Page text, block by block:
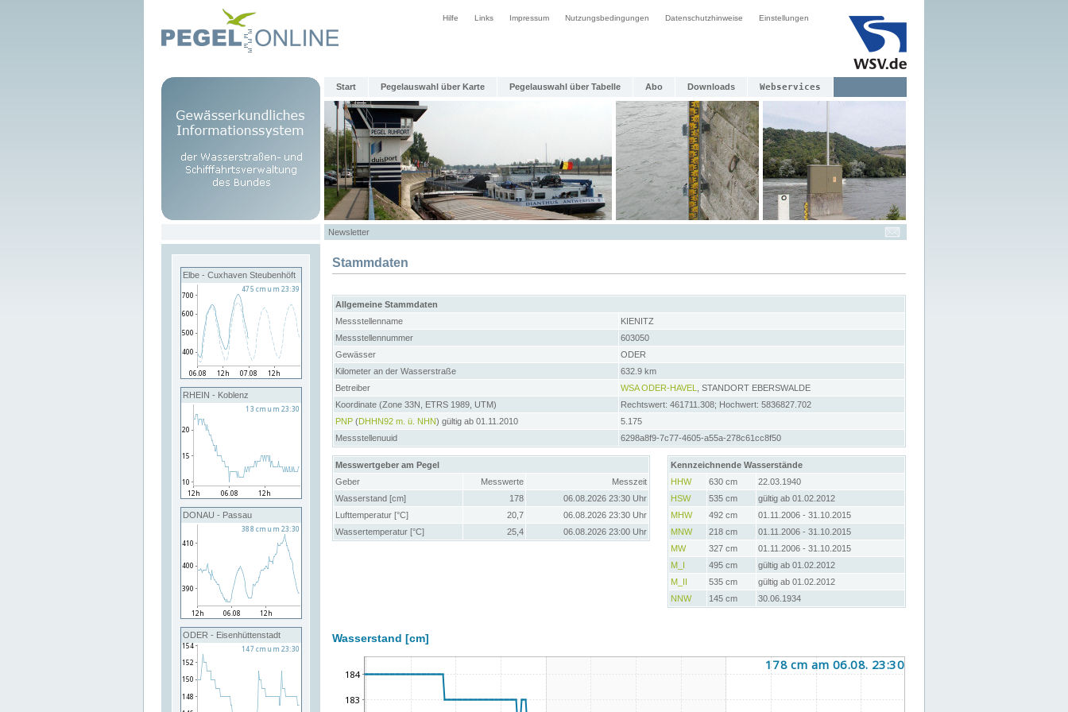
Hilfe Links Impressum Nutzungsbedingungen Datenschutzhinweise Einstellungen
Start Pegelauswahl über Karte Pegelauswahl über Tabelle Abo Downloads Webservices
Newsletter
Elbe - Cuxhaven Steubenhöft
RHEIN - Koblenz
DONAU - Passau
ODER - Eisenhüttenstadt
Stammdaten
Allgemeine Stammdaten
Messstellenname
KIENITZ
Messstellennummer
603050
Gewässer
ODER
Kilometer an der Wasserstraße
632.9 km
Betreiber
WSA ODER-HAVEL
, STANDORT EBERSWALDE
Koordinate (Zone 33N, ETRS 1989, UTM)
Rechtswert: 461711.308; Hochwert: 5836827.702
PNP (DHHN92 m. ü. NHN) gültig ab 01.11.2010
5.175
Messstellenuuid
6298a8f9-7c77-4605-a55a-278c61cc8f50
Messwertgeber am Pegel
Geber
Messwerte
Messzeit
Wasserstand [cm]
178
06.08.2026 23:30 Uhr
Lufttemperatur [°C]
20,7
06.08.2026 23:30 Uhr
Wassertemperatur [°C]
25,4 06.08.2026 23:00 Uhr
Kennzeichnende Wasserstände
HHW
630 cm
22.03.1940
HSW
535 cm
gültig ab 01.02.2012
MHW
492 cm
01.11.2006 - 31.10.2015
MNW
218 cm
01.11.2006 - 31.10.2015
MW
327 cm
01.11.2006 - 31.10.2015
M_I
495 cm
gültig ab 01.02.2012
M_II
535 cm
gültig ab 01.02.2012
NNW
145 cm 30.06.1934
Wasserstand [cm]